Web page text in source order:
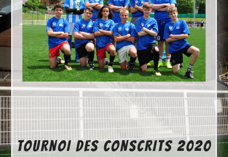
TOURNOI DES CONSCRITS 2020